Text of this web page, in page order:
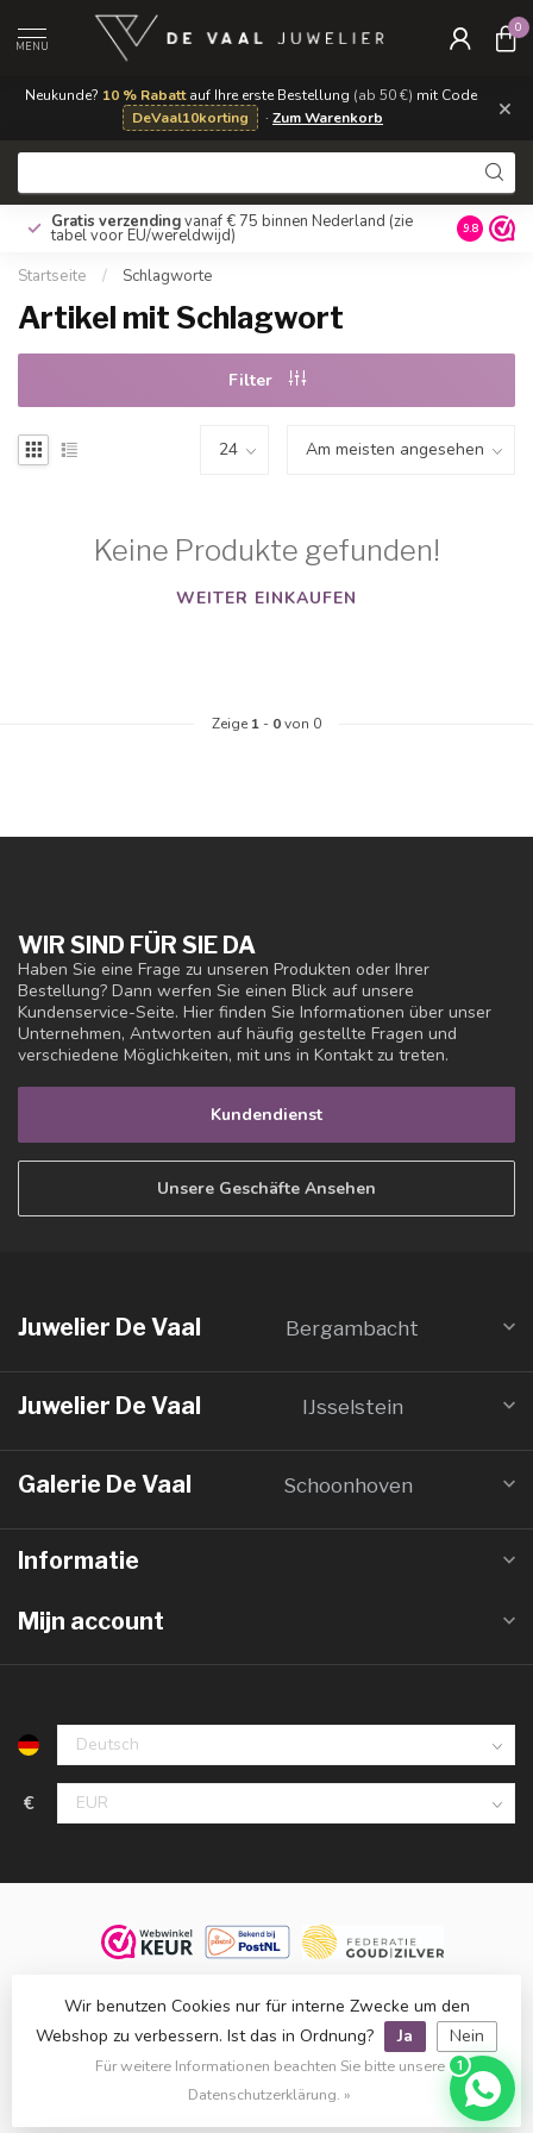
Neukunde? 10 % Rabattauf Ihre erste Bestellung (ab 50 €) mit Code
DeVaal10korting
· Zum Warenkorb ×
MENU
0
Gratis verzendingvanaf € 75 binnen Nederland (zie
tabel voor EU/wereldwijd) 9.8
Startseite / Schlagworte
Artikel mit Schlagwort
Filter
Keine Produkte gefunden!
WEITER EINKAUFEN
Zeige 1 - 0von 0
WIR SIND FÜR SIE DA
Haben Sie eine Frage zu unseren Produkten oder Ihrer
Bestellung? Dann werfen Sie einen Blick auf unsere
Kundenservice-Seite. Hier finden Sie Informationen über unser
Unternehmen, Antworten auf häufig gestellte Fragen und
verschiedene Möglichkeiten, mit uns in Kontakt zu treten.
Kundendienst
Unsere Geschäfte Ansehen
Juwelier De Vaal Bergambacht
Juwelier De Vaal IJsselstein
Galerie De Vaal Schoonhoven
Informatie
Mijn account
€
voorbehouden.
Klanten beoordelen ons met een op basis van1.514 reviews
bijWebwinkelKeur.
Wir benutzen Cookies nur für interne Zwecke um den
Webshop zu verbessern. Ist das in Ordnung?
Ja Nein
Für weitere Informationen beachten Sie bitte unsere
Datenschutzerklärung. »
1